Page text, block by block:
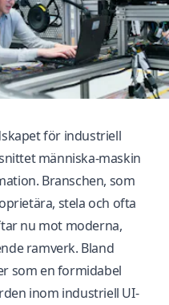
för industriell
människa-maskin
Branschen, som
stela och ofta
nu mot moderna,
ramverk. Bland
som en formidabel
inom industriell UI-